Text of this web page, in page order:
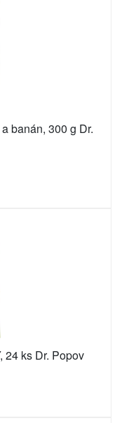
banán, 300 g Dr.
24 ks Dr. Popov